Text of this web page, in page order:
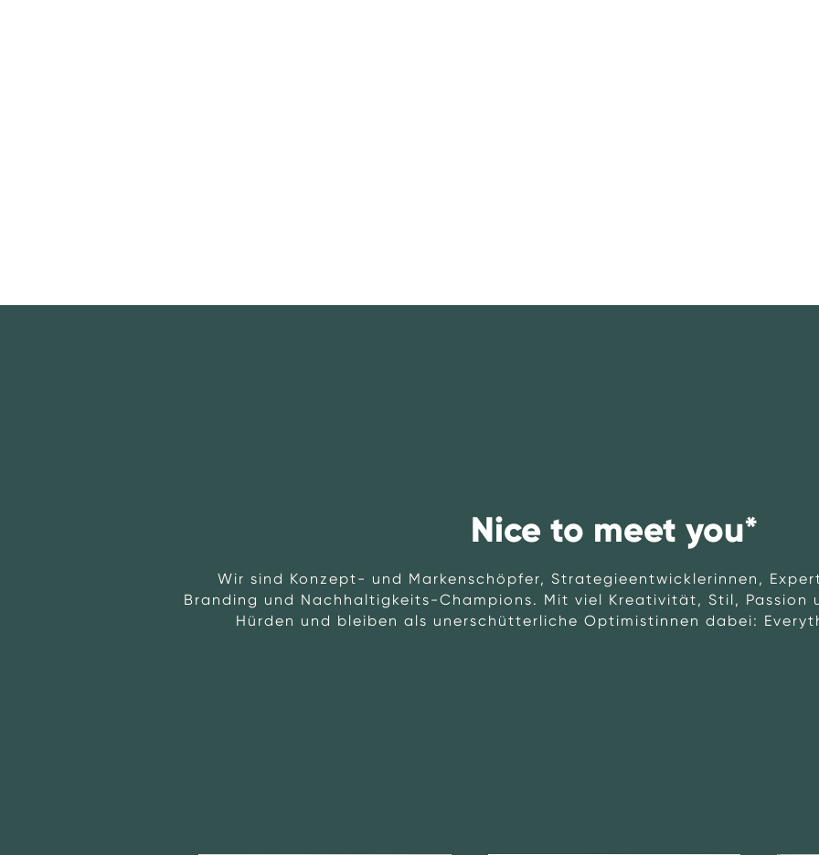
Nice to meet you*
Wir sind Konzept- und Markenschöpfer, Strategieentwicklerinnen,
Branding und Nachhaltigkeits-Champions. Mit viel Kreativität, Stil, Passion
Hürden und bleiben als unerschütterliche Optimistinnen dabei: